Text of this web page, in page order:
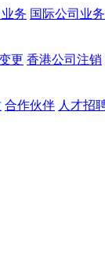
务 国际公司业务
更 香港公司注销
合作伙伴 人才招